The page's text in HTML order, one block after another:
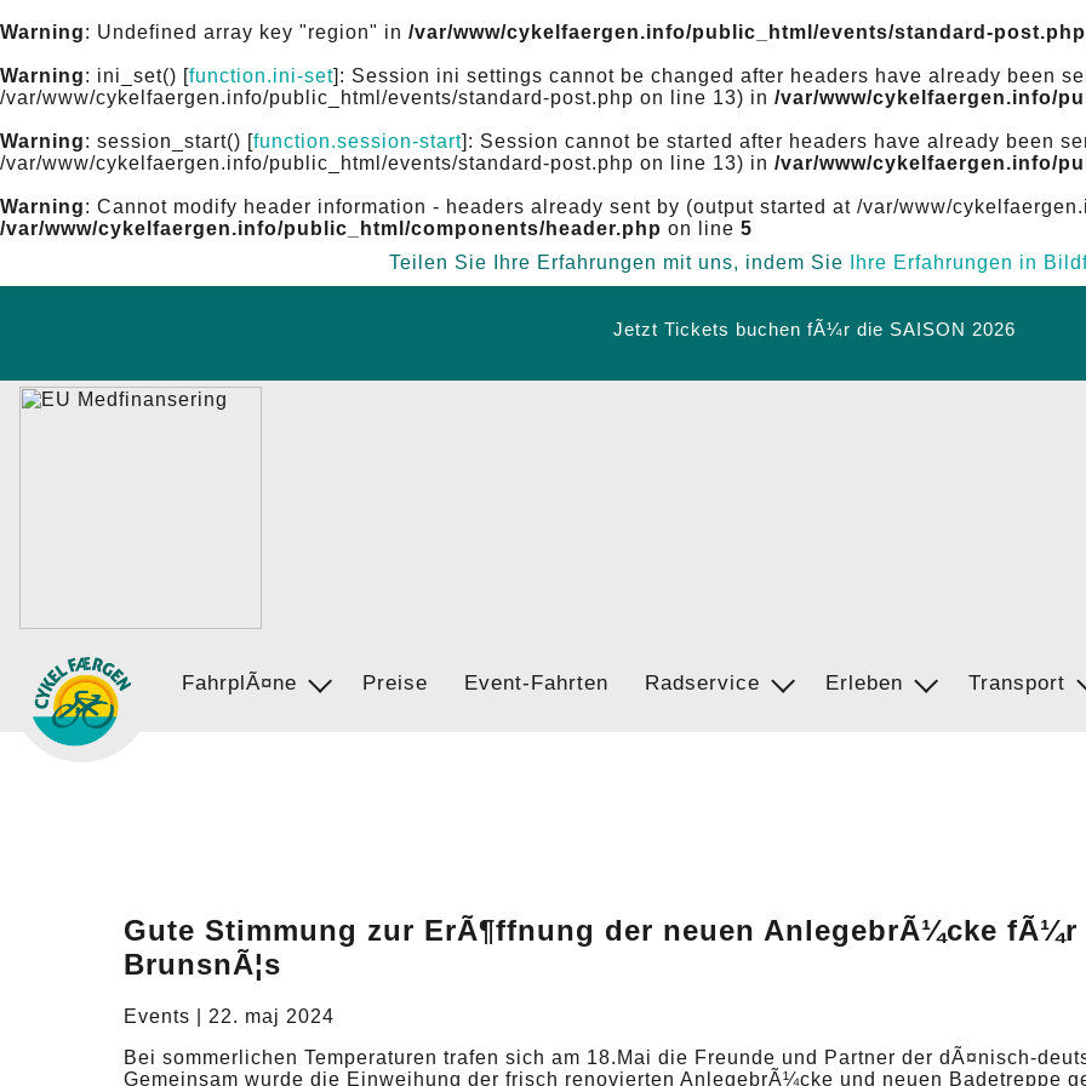
Warning: Undefined array key "region" in /var/www/cykelfaergen.info/public_html/events/standard-post.php
Warning: ini_set() [function.ini-set]: Session ini settings cannot be changed after headers have already been
/var/www/cykelfaergen.info/public_html/events/standard-post.php on line 13) in /var/www/cykelfaergen.info/
Warning: session_start() [function.session-start]: Session cannot be started after headers have already been
/var/www/cykelfaergen.info/public_html/events/standard-post.php on line 13) in /var/www/cykelfaergen.info/
Warning: Cannot modify header information - headers already sent by (output started at /var/www/
/var/www/cykelfaergen.info/public_html/components/header.php on line 5
Teilen Sie Ihre Erfahrungen mit uns, indem Sie
Ihre Erfahrungen in
Jetzt Tickets buchen fÃ¼r die SAISON 2026
FahrplÃ¤ne
Karte Preise Event-Fahrten Radservice
Radservice Erleben
Ostsee RadwegTransport
Bus
Gute Stimmung zur ErÃ¶ffnung der neuen AnlegebrÃ¼cke
BrunsnÃ¦s
Events | 22. maj 2024
Bei sommerlichen Temperaturen trafen sich am 18.Mai die Freunde und Partner der dÃ¤nisch-
Gemeinsam wurde die Einweihung der frisch renovierten AnlegebrÃ¼cke und neuen Badetreppe